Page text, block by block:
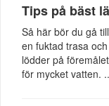
Tips på bäst
Så här bör du gå
en fuktad trasa
lödder på
för mycket vatten.